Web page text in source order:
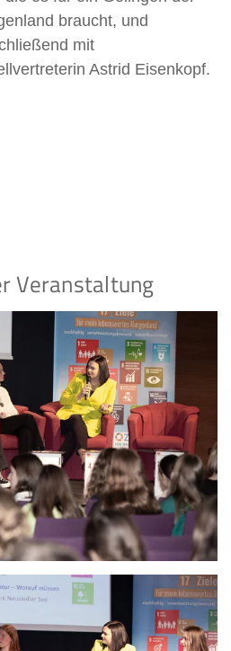
braucht, und
mit
Astrid Eisenkopf.
Veranstaltung